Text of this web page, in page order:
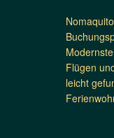
Flügen
leicht